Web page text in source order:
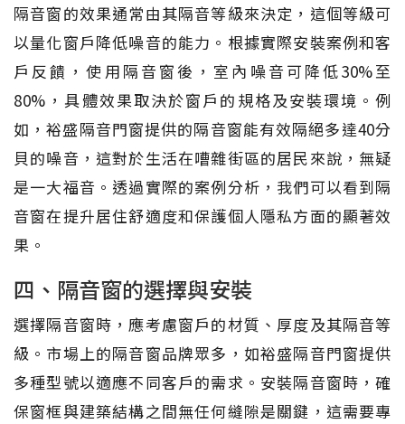
隔音窗的效果通常由其隔音等級來決定，這個等級可
以量化窗戶降低噪音的能力。根據實際安裝案例和客
戶反饋，使用隔音窗後，室內噪音可降低30%至
80%，具體效果取決於窗戶的規格及安裝環境。例
如，裕盛隔音門窗提供的隔音窗能有效隔絕多達40分
貝的噪音，這對於生活在嘈雜街區的居民來說，無疑
是一大福音。透過實際的案例分析，我們可以看到隔
音窗在提升居住舒適度和保護個人隱私方面的顯著效
果。
四、隔音窗的選擇與安裝
選擇隔音窗時，應考慮窗戶的材質、厚度及其隔音等
級。市場上的隔音窗品牌眾多，如裕盛隔音門窗提供
多種型號以適應不同客戶的需求。安裝隔音窗時，確
保窗框與建築結構之間無任何縫隙是關鍵，這需要專